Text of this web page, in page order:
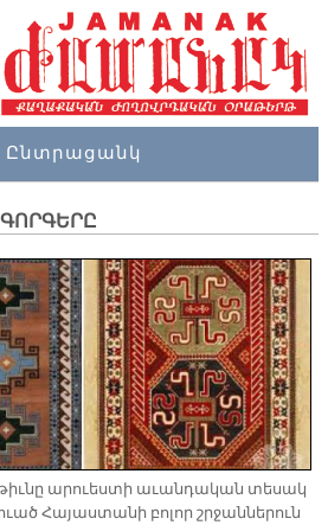
Ընտրացանկ
ա­րուես­տի ա­ւան­դա­կան տե­սակ
Հա­յաս­տա­նի բո­լոր շրջան­նե­րուն